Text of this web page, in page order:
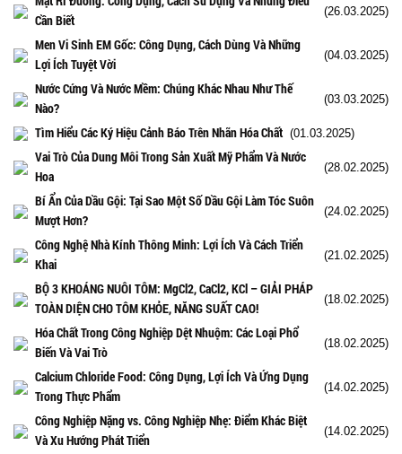
Cần Biết
(26.03.2025)
Men Vi Sinh EM Gốc: Công Dụng, Cách Dùng Và Những
Lợi Ích Tuyệt Vời
(04.03.2025)
Nước Cứng Và Nước Mềm: Chúng Khác Nhau Như Thế
Nào?
(03.03.2025)
Tìm Hiểu Các Ký Hiệu Cảnh Báo Trên Nhãn Hóa Chất (01.03.2025)
Vai Trò Của Dung Môi Trong Sản Xuất Mỹ Phẩm Và Nước
Hoa
(28.02.2025)
Bí Ẩn Của Dầu Gội: Tại Sao Một Số Dầu Gội Làm Tóc Suôn
Mượt Hơn?
(24.02.2025)
Công Nghệ Nhà Kính Thông Minh: Lợi Ích Và Cách Triển
Khai
(21.02.2025)
BỘ 3 KHOÁNG NUÔI TÔM: MgCl2, CaCl2, KCl – GIẢI PHÁP
TOÀN DIỆN CHO TÔM KHỎE, NĂNG SUẤT CAO!
(18.02.2025)
Hóa Chất Trong Công Nghiệp Dệt Nhuộm: Các Loại Phổ
Biến Và Vai Trò
(18.02.2025)
Calcium Chloride Food: Công Dụng, Lợi Ích Và Ứng Dụng
Trong Thực Phẩm
(14.02.2025)
Công Nghiệp Nặng vs. Công Nghiệp Nhẹ: Điểm Khác Biệt
Và Xu Hướng Phát Triển
(14.02.2025)